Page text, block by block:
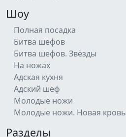
Шоу
Полная посадка
Битва шефов
Битва шефов. Звёзды
На ножах
Адская кухня
Адский шеф
Молодые ножи
Молодые ножи. Новая кровь
Разделы